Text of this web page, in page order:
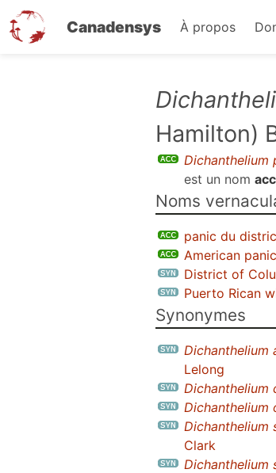
Canadensys À propos
Hamilton)
Dichanthelium
est un nom
Noms
panic du
American
District of
Puerto Rican
Synonymes
Dichanthelium
Lelong
Dichanthelium
Dichanthelium
Dichanthelium
Clark
Dichanthelium